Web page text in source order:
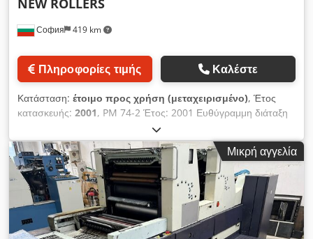
София 419 km
NEW ROLLERS
Πληροφορίες τιμής Καλέστε
Κατάσταση: έτοιμο προς χρήση (μεταχειρισμένο), Έτος
κατασκευής: 2001, PM 74-2 Έτος: 2001 Ευθύγραμμη διάταξη
22 εκατομμύρια αποτυπώσεις Εύκολη τοποθέτηση πλακών
Alcolor σύστημα ύγρανσης με Technotrans Grafix Alfatronic
200 συσκευή πούδρας Djdpfx Ajzb Nxkjfnock Γρανάζια χωρίς
ζημιές Εργαλεία και βιβλία Καινούργιοι κύλινδροι
Μικρή αγγελία